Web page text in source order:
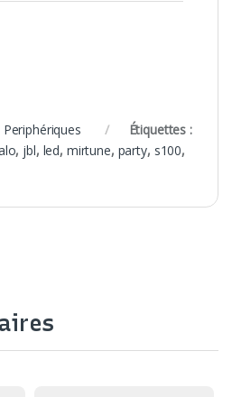
Periphériques
Étiquettes :
, jbl, led, mirtune, party, s100,